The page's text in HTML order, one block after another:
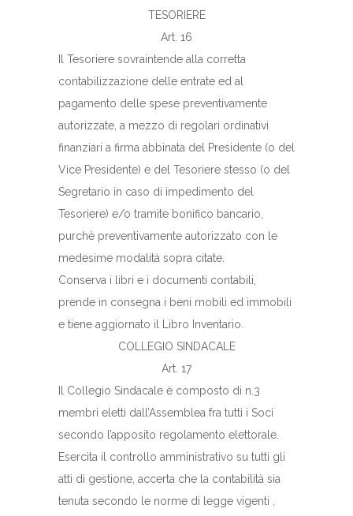
TESORIERE
Art. 16
Il Tesoriere sovraintende alla corretta
contabilizzazione delle entrate ed al
pagamento delle spese preventivamente
autorizzate, a mezzo di regolari ordinativi
finanziari a firma abbinata del Presidente (o del
Vice Presidente) e del Tesoriere stesso (o del
Segretario in caso di impedimento del
Tesoriere) e/o tramite bonifico bancario,
purchè preventivamente autorizzato con le
medesime modalità sopra citate.
Conserva i libri e i documenti contabili,
prende in consegna i beni mobili ed immobili
e tiene aggiornato il Libro Inventario.
COLLEGIO SINDACALE
Art. 17
Il Collegio Sindacale è composto di n.3
membri eletti dall’Assemblea fra tutti i Soci
secondo l’apposito regolamento elettorale.
Esercita il controllo amministrativo su tutti gli
atti di gestione, accerta che la contabilità sia
tenuta secondo le norme di legge vigenti ,